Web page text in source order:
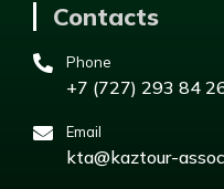
Contacts
Phone
+7 (727) 293 84
Email
kta@kaztour-